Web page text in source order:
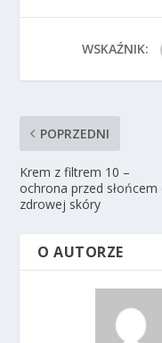
WSKAŹNIK:
POPRZEDNI
Krem z filtrem 10 –
ochrona przed słońcem
zdrowej skóry
O AUTORZE